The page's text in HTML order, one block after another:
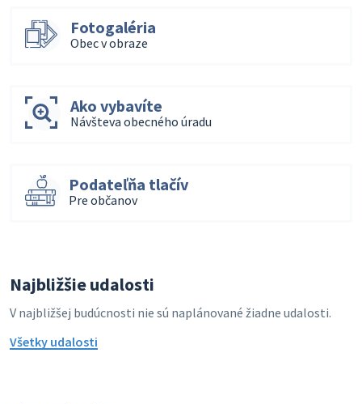
Fotogaléria
Obec v obraze
Ako vybavíte
Návšteva obecného úradu
Podateľňa tlačív
Pre občanov
Najbližšie udalosti
V najbližšej budúcnosti nie sú naplánované žiadne udalosti.
Všetky udalosti